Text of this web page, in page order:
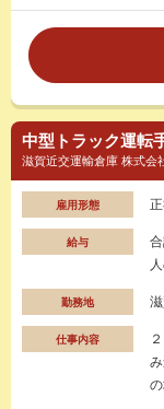
中型トラック運転
滋賀近交運輸倉庫 株式会
雇用形態
給与
勤務地
仕事内容